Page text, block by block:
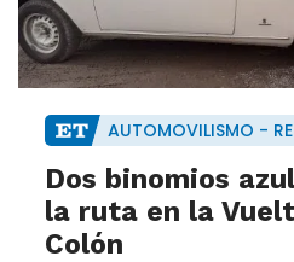
AUTOMOVILISMO -
Dos binomios
la ruta en la
Colón